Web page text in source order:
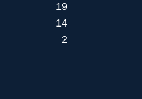
19
14
2